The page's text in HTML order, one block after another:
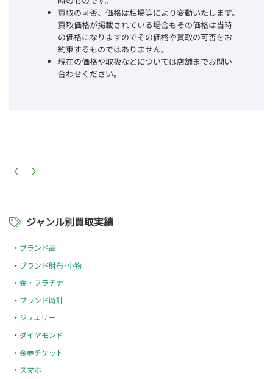
買取の可否、価格は相場等により変動いたします。
買取価格が掲載されている場合もその価格は当時
の価格になりますのでその価格や買取の可否をお
約束するものではありません。
現在の価格や取扱などについては店舗までお問い
合わせください。
ジャンル別買取実績
ブランド品
ブランド財布･小物
金・プラチナ
ブランド時計
ジュエリー
ダイヤモンド
金券チケット
スマホ